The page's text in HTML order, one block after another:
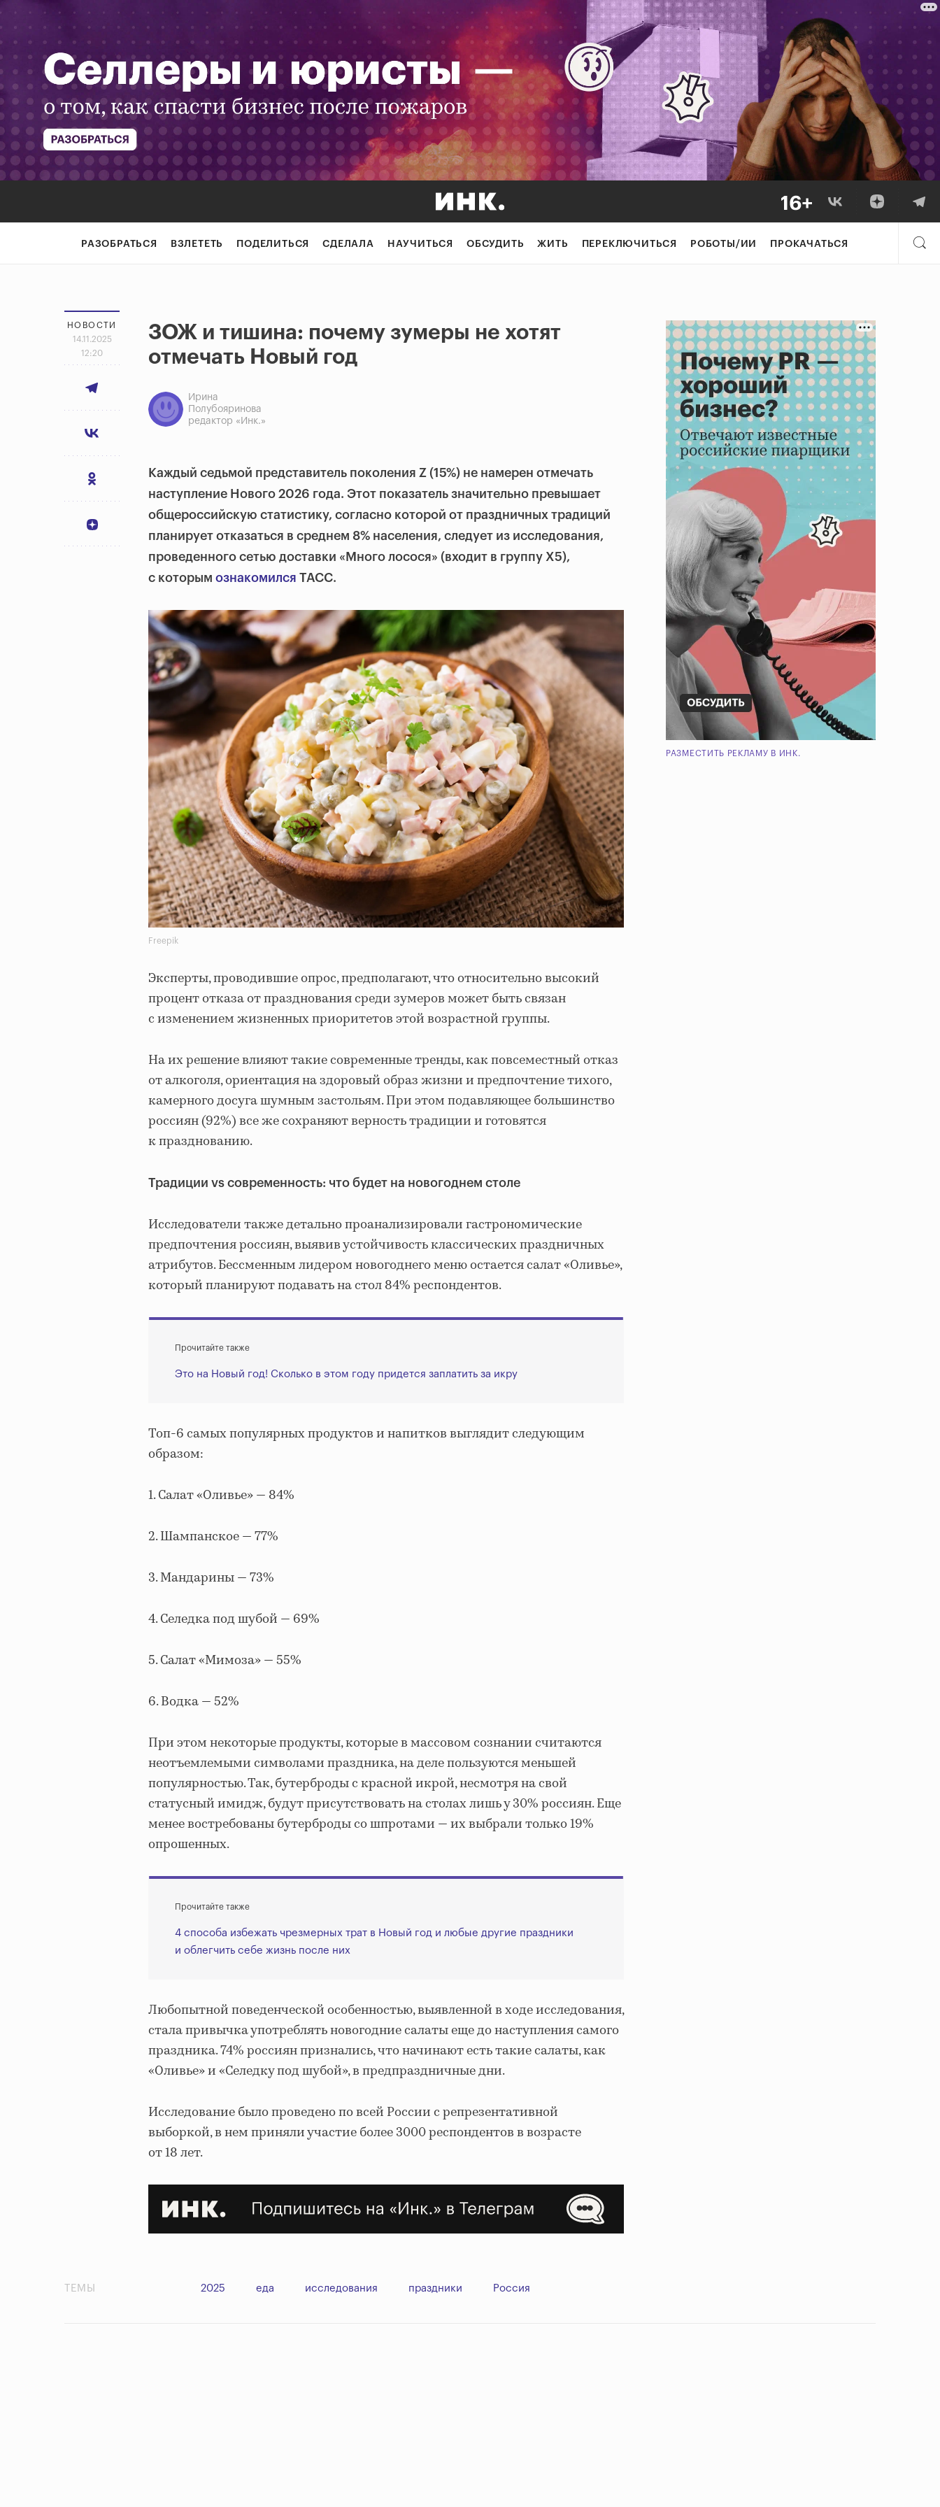
РАЗОБРАТЬСЯ ВЗЛЕТЕТЬ ПОДЕЛИТЬСЯ СДЕЛАЛА НАУЧИТЬСЯ ОБСУДИТЬ ЖИТЬ ПЕРЕКЛЮЧИТЬСЯ РОБОТЫ/ИИ ПРОКАЧАТЬСЯ
НОВОСТИ
14.11.2025
12:20
ЗОЖ и тишина: почему зумеры не хотят
отмечать Новый год
Ирина
Полубояринова
редактор «Инк.»
Каждый седьмой представитель поколения Z (15%) не намерен отмечать
наступление Нового 2026 года. Этот показатель значительно превышает
общероссийскую статистику, согласно которой от праздничных традиций
планирует отказаться в среднем 8% населения, следует из исследования,
проведенного сетью доставки «Много лосося» (входит в группу X5),
с которым ознакомился ТАСС.
Freepik
Эксперты, проводившие опрос, предполагают, что относительно высокий
процент отказа от празднования среди зумеров может быть связан
с изменением жизненных приоритетов этой возрастной группы.
На их решение влияют такие современные тренды, как повсеместный отказ
от алкоголя, ориентация на здоровый образ жизни и предпочтение тихого,
камерного досуга шумным застольям. При этом подавляющее большинство
россиян (92%) все же сохраняют верность традиции и готовятся
к празднованию.
Традиции vs современность: что будет на новогоднем столе
Исследователи также детально проанализировали гастрономические
предпочтения россиян, выявив устойчивость классических праздничных
атрибутов. Бессменным лидером новогоднего меню остается салат «Оливье»,
который планируют подавать на стол 84% респондентов.
Прочитайте также
Это на Новый год! Сколько в этом году придется заплатить за икру
Топ-6 самых популярных продуктов и напитков выглядит следующим
образом:
1. Салат «Оливье» — 84%
2. Шампанское — 77%
3. Мандарины — 73%
4. Селедка под шубой — 69%
5. Салат «Мимоза» — 55%
6. Водка — 52%
При этом некоторые продукты, которые в массовом сознании считаются
неотъемлемыми символами праздника, на деле пользуются меньшей
популярностью. Так, бутерброды с красной икрой, несмотря на свой
статусный имидж, будут присутствовать на столах лишь у 30% россиян. Еще
менее востребованы бутерброды со шпротами — их выбрали только 19%
опрошенных.
Прочитайте также
4 способа избежать чрезмерных трат в Новый год и любые другие праздники
и облегчить себе жизнь после них
Любопытной поведенческой особенностью, выявленной в ходе исследования,
стала привычка употреблять новогодние салаты еще до наступления самого
праздника. 74% россиян признались, что начинают есть такие салаты, как
«Оливье» и «Селедку под шубой», в предпраздничные дни.
Исследование было проведено по всей России с репрезентативной
выборкой, в нем приняли участие более 3000 респондентов в возрасте
от 18 лет.
РАЗМЕСТИТЬ РЕКЛАМУ В ИНК.
ТЕМЫ 2025 еда исследования праздники Россия